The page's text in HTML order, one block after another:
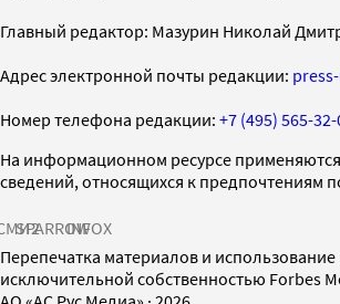
Главный редактор: Мазурин Николай
Адрес электронной почты редакции:
Номер телефона редакции: +7 (495) 565-
На информационном ресурсе
сведений, относящихся к предпочтениям
SPARROWINFOX
Перепечатка материалов и
исключительной собственностью Forbes